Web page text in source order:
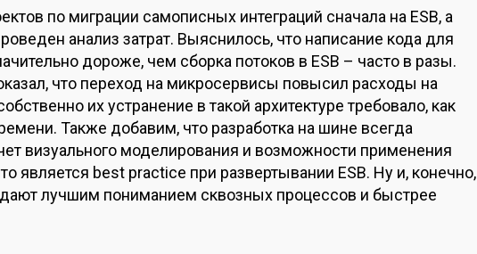
по миграции самописных интеграций сначала на ESB, а
анализ затрат. Выяснилось, что написание кода для
дороже, чем сборка потоков в ESB – часто в разы.
что переход на микросервисы повысил расходы на
их устранение в такой архитектуре требовало, как
Также добавим, что разработка на шине всегда
визуального моделирования и возможности применения
является best practice при развертывании ESB. Ну и, конечно,
лучшим пониманием сквозных процессов и быстрее